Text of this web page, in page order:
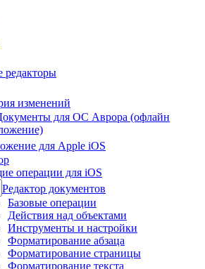
изменений
для ОС Аврора (офлайн
для Apple iOS
операции для iOS
Редактор документов
Базовые операции
Действия над объектами
Инструменты и настройки
Форматирование абзаца
Форматирование страницы
Форматирование текста